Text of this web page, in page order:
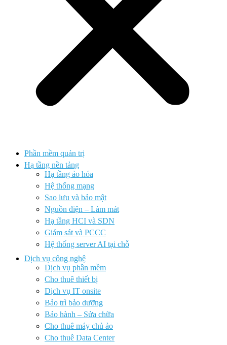
Phần mềm quản trị
Hạ tầng nền tảng
Hạ tầng ảo hóa
Hệ thống mạng
Sao lưu và bảo mật
Nguồn điện – Làm mát
Hạ tầng HCI và SDN
Giám sát và PCCC
Hệ thống server AI tại chỗ
Dịch vụ công nghệ
Dịch vụ phần mềm
Cho thuê thiết bị
Dịch vụ IT onsite
Bảo trì bảo dưỡng
Bảo hành – Sửa chữa
Cho thuê máy chủ ảo
Cho thuê Data Center